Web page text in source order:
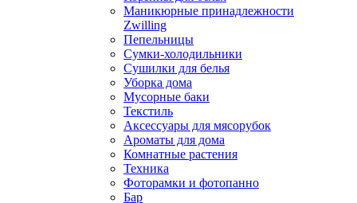
Маникюрные принадлежности
Zwilling
Пепельницы
Сумки-холодильники
Сушилки для белья
Уборка дома
Мусорные баки
Текстиль
Аксессуары для мясорубок
Ароматы для дома
Комнатные растения
Техника
Фоторамки и фотопанно
Бар